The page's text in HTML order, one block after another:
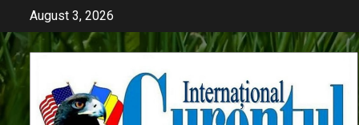
content
August 3, 2026